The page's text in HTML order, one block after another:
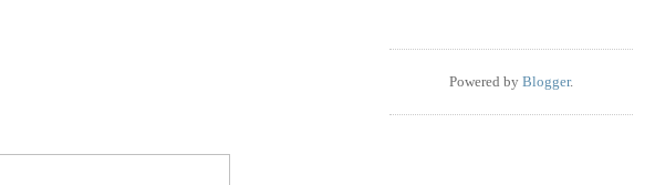
Powered by Blogger.